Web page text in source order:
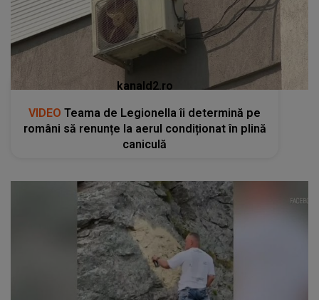
kanald2.ro
VIDEO Teama de Legionella îi determină pe
români să renunțe la aerul condiționat în plină
caniculă